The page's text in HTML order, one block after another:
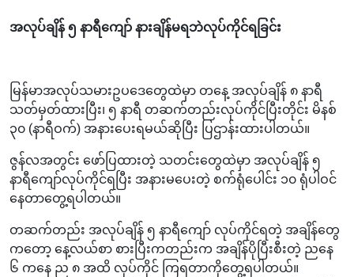
အလုပ်ချိန် ၅ နာရီကျော် နားချိန်မရဘဲလုပ်ကိုင်ရခြင်း
မြန်မာအလုပ်သမားဥပဒေတွေထဲမှာ တနေ့ အလုပ်ချိန် ၈ နာရီ
သတ်မှတ်ထားပြီး၊ ၅ နာရီ တဆက်တည်းလုပ်ကိုင်ပြီးတိုင်း မိနစ်
၃၀ (နာရီဝက်) အနားပေးရမယ်ဆိုပြီး ပြဌာန်းထားပါတယ်။
ဇွန်လအတွင်း ဖော်ပြထားတဲ့ သတင်းတွေထဲမှာ အလုပ်ချိန် ၅
နာရီကျော်လုပ်ကိုင်ရပြီး အနားမပေးတဲ့ စက်ရုံပေါင်း ၁၀ ရုံပါဝင်
နေတာတွေ့ရပါတယ်။
တဆက်တည်း အလုပ်ချိန် ၅ နာရီကျော် လုပ်ကိုင်ရတဲ့ အချိန်တွေ
ကတော့ နေ့လယ်စာ စားပြီးကတည်းက အချိန်ပိုပြီးစီးတဲ့ ညနေ
၆ ကနေ ည ၈ အထိ လုပ်ကိုင် ကြရတာကိုတွေ့ရပါတယ်။